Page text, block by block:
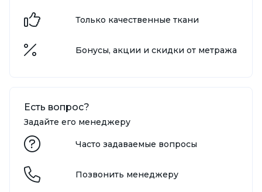
Только качественные ткани
Бонусы, акции и скидки от метража
Есть вопрос?
Задайте его менеджеру
Часто задаваемые вопросы
Позвонить менеджеру